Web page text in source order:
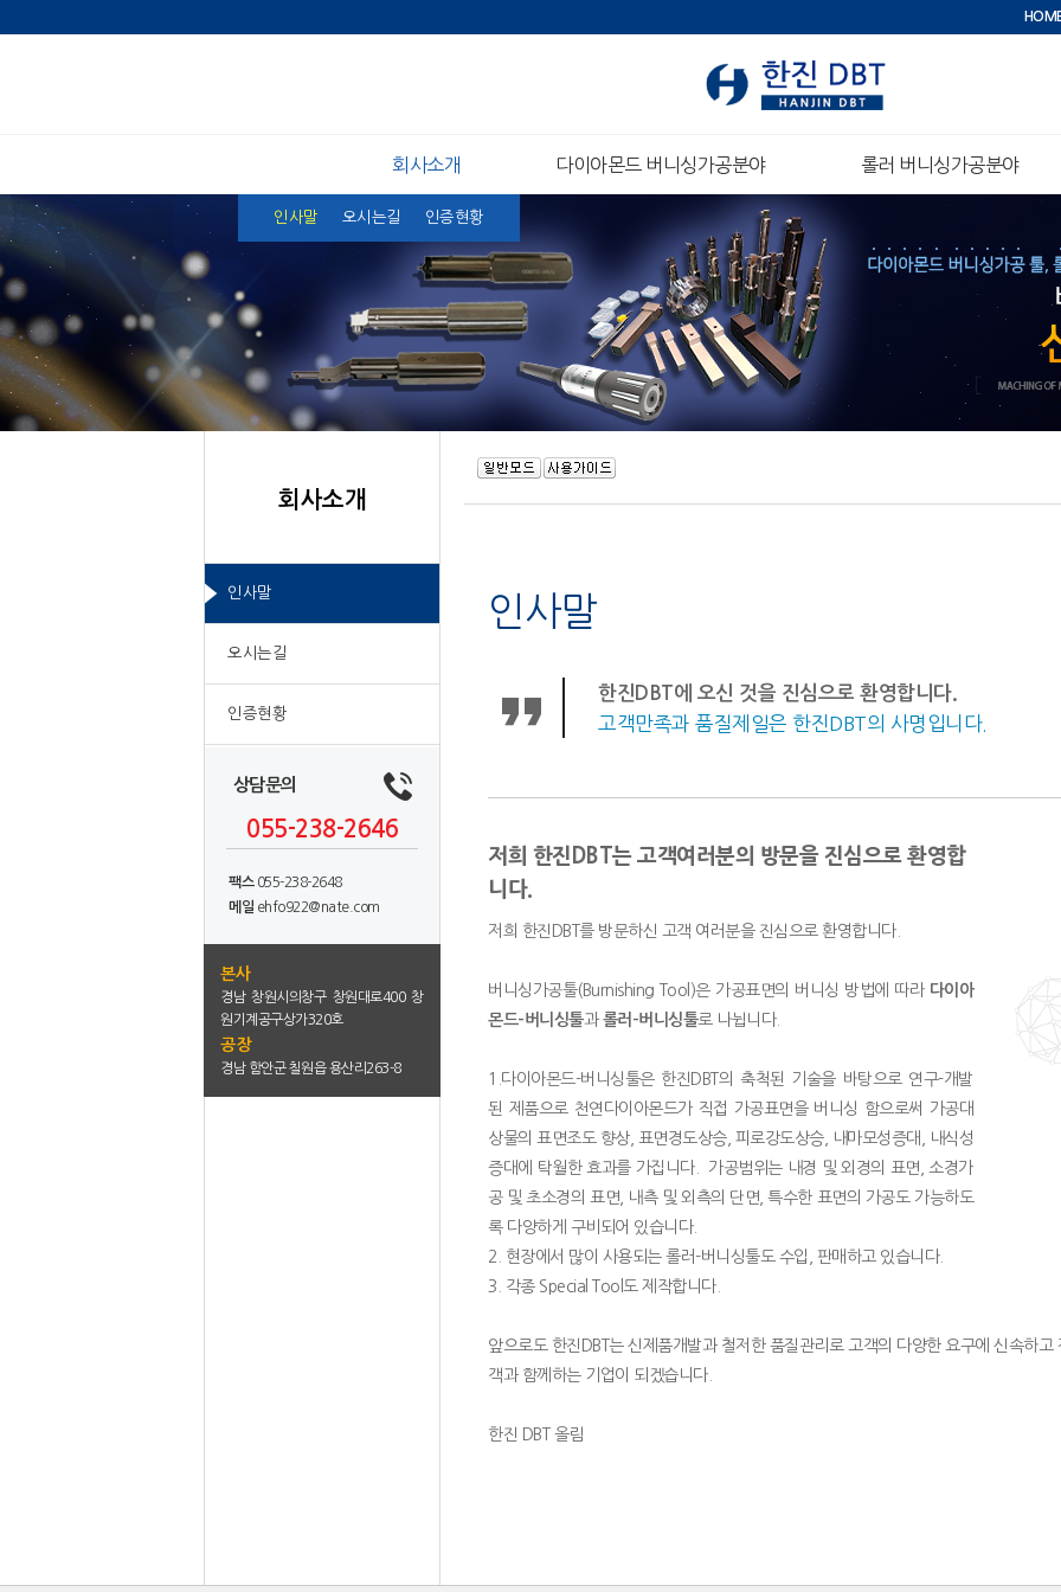
역
회사소개
인사말 오시는길 인증현황
다이아몬드 버니싱가공분야 롤러 버니싱가공분야
회사소개
인사말
오시는길
인증현황
상담문의
055-238-2646
팩스055-238-2648
메일 ehfo922@nate.com
본사
경남 창원시의창구 창원대로400 창
원기계공구상가320호
공장
경남 함안군 칠원읍 용산리263-8
역
인사말
한진DBT에 오신 것을 진심으로 환영합니다.
고객만족과 품질제일은 한진DBT의 사명입니다.
저희 한진DBT는 고객여러분의 방문을 진심으로 환영합
니다.
저희 한진DBT를 방문하신 고객 여러분을 진심으로 환영합니다.
버니싱가공툴(Burnishing Tool)은 가공표면의 버니싱 방법에 따라 다이아
몬드-버니싱툴과 롤러-버니싱툴로 나뉩니다.
1.다이아몬드-버니싱툴은 한진DBT의 축척된 기술을 바탕으로 연구-개발
된 제품으로 천연다이아몬드가 직접 가공표면을 버니싱 함으로써 가공대
상물의 표면조도 향상, 표면경도상승, 피로강도상승, 내마모성증대, 내식성
증대에 탁월한 효과를 가집니다. 가공범위는 내경 및 외경의 표면, 소경가
공 및 초소경의 표면, 내측 및 외측의 단면, 특수한 표면의 가공도 가능하도
록 다양하게 구비되어 있습니다.
2. 현장에서 많이 사용되는 롤러-버니싱툴도 수입, 판매하고 있습니다.
3. 각종 Special Tool도 제작합니다.
앞으로도 한진DBT는 신제품개발과 철저한 품질관리로 고객의 다양한 요구에 신속하
객과 함께하는 기업이 되겠습니다.
한진 DBT 올림